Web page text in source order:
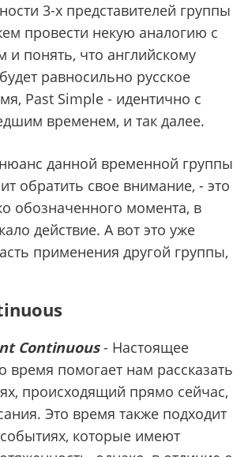
3-х представителей группы
провести некую аналогию с
и понять, что английскому
равносильно русское
Past Simple - идентично с
временем, и так далее.
данной временной
обратить свое внимание, - это
обозначенного момента, в
действие. А вот это уже
применения другой группы,
Continuous- Настоящее
время помогает нам рассказать
происходящий прямо сейчас,
Это время также подходит
которые имеют